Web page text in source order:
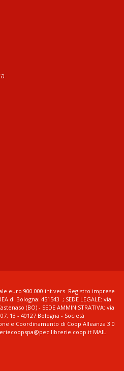
euro 900.000 int.vers. Registro imprese
di Bologna: 451543 ; SEDE LEGALE: via
(BO) - SEDE AMMINISTRATIVA: via
13 - 40127 Bologna - Società
e Coordinamento di Coop Alleanza 3.0
MAIL: